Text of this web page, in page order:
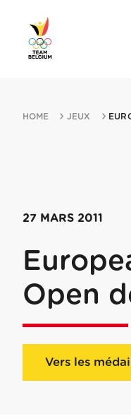
HOME JEUX
27 MARS 2011
Open
Vers les